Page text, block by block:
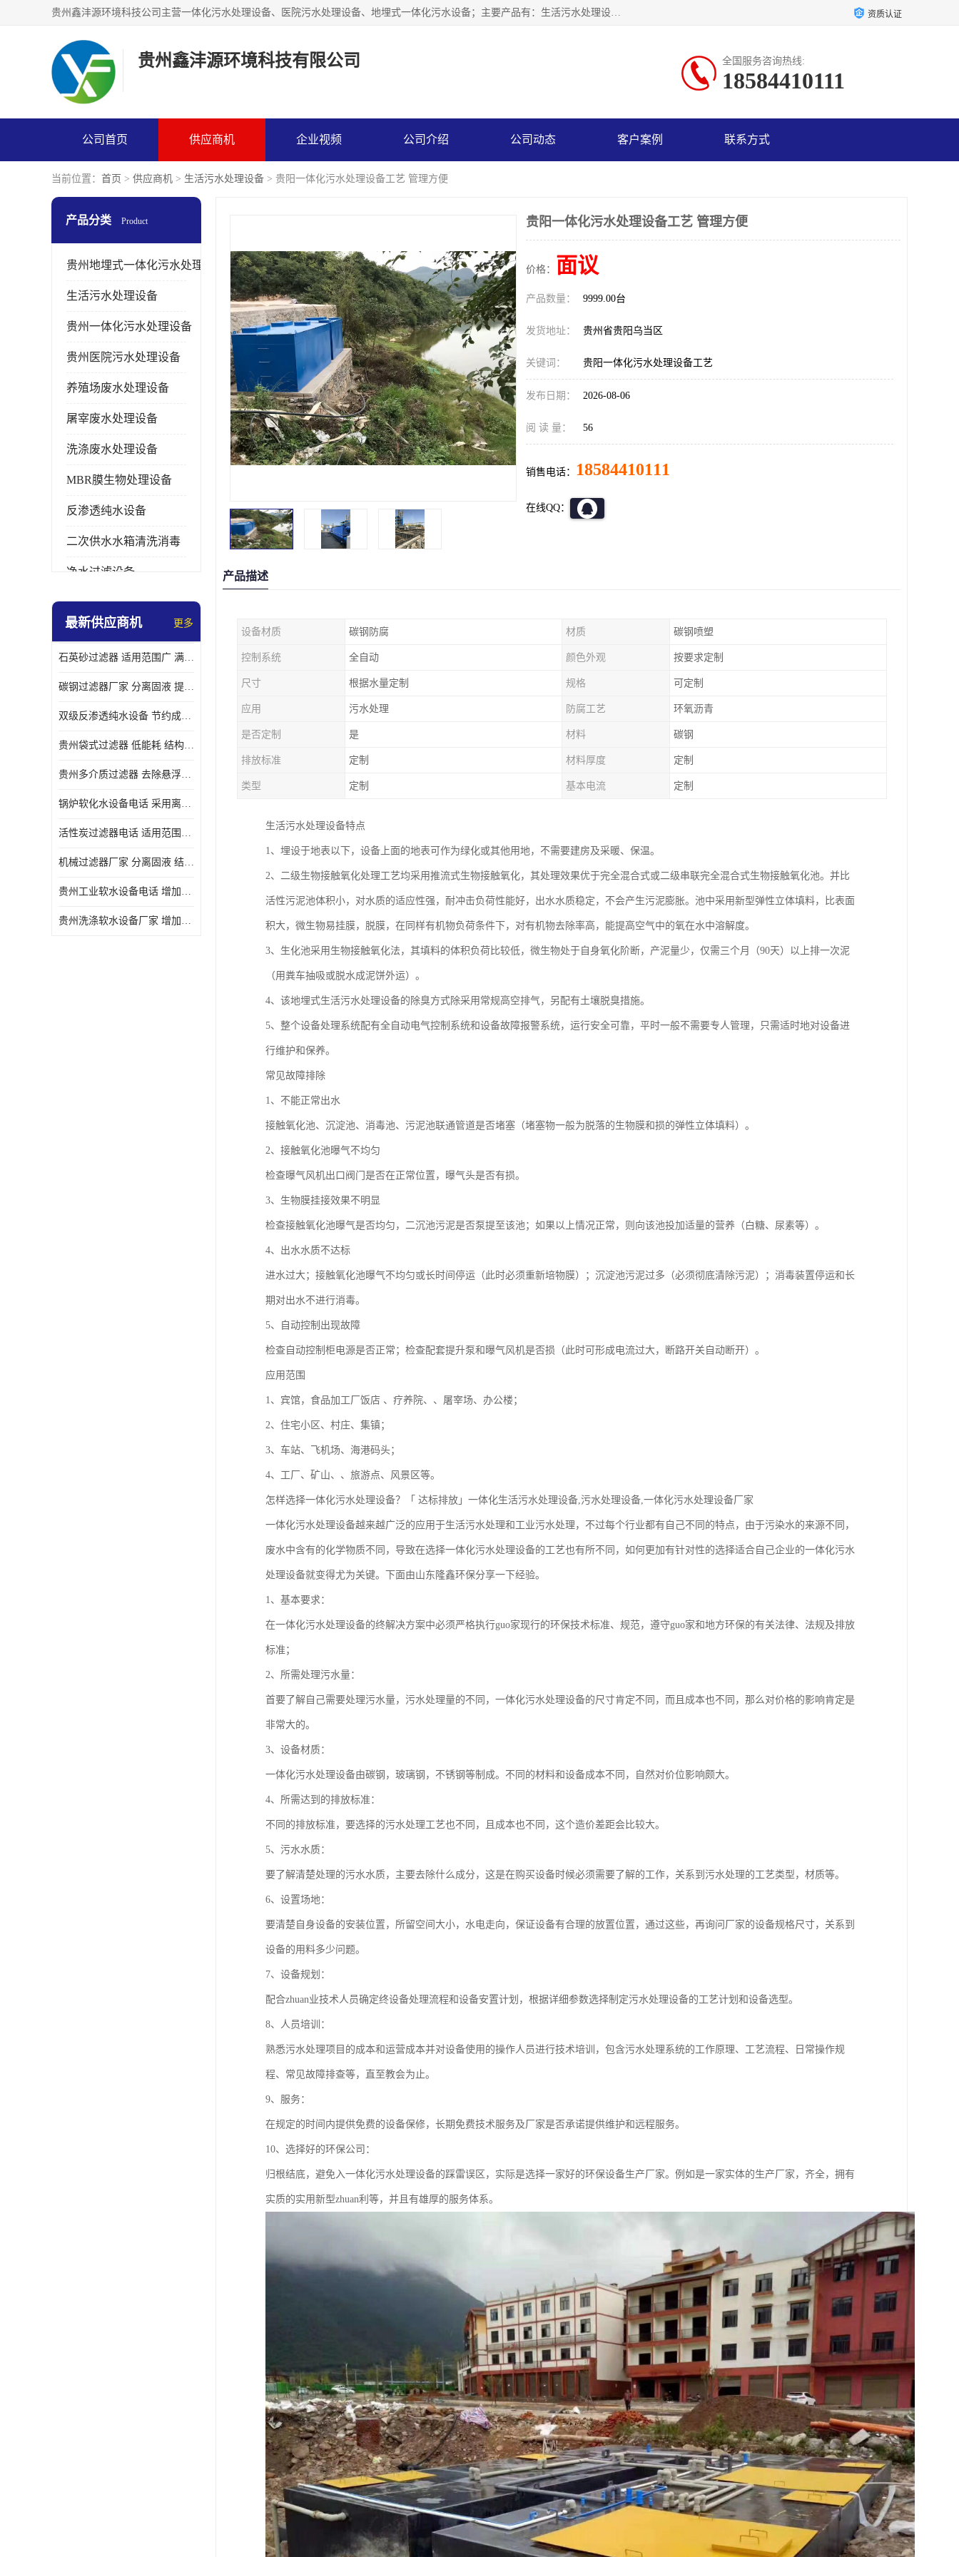
贵州鑫沣源环境科技公司主营一体化污水处理设备、医院污水处理设备、地埋式一体化污水设备；主要产品有：生活污水处理设备，养殖场废水处理设备，屠宰废水处理设备，洗涤废水处理设备，MBR膜生物处理设备，反渗透纯水设备，二次供水水箱清洗消毒，净水过滤设备，软水设备等。欢迎新老顾客来电咨询！ 资质认证
贵州鑫沣源环境科技有限公司 全国服务咨询热线:
18584410111
公司首页 供应商机 企业视频 公司介绍 公司动态 客户案例 联系方式
当前位置： 首页 > 供应商机 > 生活污水处理设备 > 贵阳一体化污水处理设备工艺 管理方便
产品分类 Product
贵州地埋式一体化污水处理设备
生活污水处理设备
贵州一体化污水处理设备
贵州医院污水处理设备
养殖场废水处理设备
屠宰废水处理设备
洗涤废水处理设备
MBR膜生物处理设备
反渗透纯水设备
二次供水水箱清洗消毒
净水过滤设备
软水设备
最新供应商机 更多
石英砂过滤器 适用范围广 满足不同的需求
碳钢过滤器厂家 分离固液 提高过滤效率
双级反渗透纯水设备 节约成本 提供高纯度水
贵州袋式过滤器 低能耗 结构简单
贵州多介质过滤器 去除悬浮物 防止水垢和堵塞
锅炉软化水设备电话 采用离子交换技术 减少维修和更换的成本
活性炭过滤器电话 适用范围广 防止水垢和堵塞
机械过滤器厂家 分离固液 结构简单
贵州工业软水设备电话 增加清洁效果 使水更加清澈 干净
贵州洗涤软水设备厂家 增加清洁效果 减少维修和更换的成本
贵阳一体化污水处理设备工艺 管理方便
价格： 面议
产品数量： 9999.00台
发货地址： 贵州省贵阳乌当区
关键词： 贵阳一体化污水处理设备工艺
发布日期： 2026-08-06
阅 读 量： 56
销售电话： 18584410111
在线QQ：
产品描述
设备材质 碳钢防腐 材质 碳钢喷塑
控制系统 全自动 颜色外观 按要求定制
尺寸 根据水量定制 规格 可定制
应用 污水处理 防腐工艺 环氧沥青
是否定制 是 材料 碳钢
排放标准 定制 材料厚度 定制
类型 定制 基本电流 定制
生活污水处理设备特点
1、埋设于地表以下，设备上面的地表可作为绿化或其他用地，不需要建房及采暖、保温。
2、二级生物接触氧化处理工艺均采用推流式生物接触氧化，其处理效果优于完全混合式或二级串联完全混合式生物接触氧化池。并比
活性污泥池体积小，对水质的适应性强，耐冲击负荷性能好，出水水质稳定，不会产生污泥膨胀。池中采用新型弹性立体填料，比表面
积大，微生物易挂膜，脱膜，在同样有机物负荷条件下，对有机物去除率高，能提高空气中的氧在水中溶解度。
3、生化池采用生物接触氧化法，其填料的体积负荷比较低，微生物处于自身氧化阶断，产泥量少，仅需三个月（90天）以上排一次泥
（用粪车抽吸或脱水成泥饼外运）。
4、该地埋式生活污水处理设备的除臭方式除采用常规高空排气，另配有土壤脱臭措施。
5、整个设备处理系统配有全自动电气控制系统和设备故障报警系统，运行安全可靠，平时一般不需要专人管理，只需适时地对设备进
行维护和保养。
常见故障排除
1、不能正常出水
接触氧化池、沉淀池、消毒池、污泥池联通管道是否堵塞（堵塞物一般为脱落的生物膜和损的弹性立体填料）。
2、接触氧化池曝气不均匀
检查曝气风机出口阀门是否在正常位置，曝气头是否有损。
3、生物膜挂接效果不明显
检查接触氧化池曝气是否均匀，二沉池污泥是否泵提至该池；如果以上情况正常，则向该池投加适量的营养（白糖、尿素等）。
4、出水水质不达标
进水过大；接触氧化池曝气不均匀或长时间停运（此时必须重新培物膜）；沉淀池污泥过多（必须彻底清除污泥）；消毒装置停运和长
期对出水不进行消毒。
5、自动控制出现故障
检查自动控制柜电源是否正常；检查配套提升泵和曝气风机是否损（此时可形成电流过大，断路开关自动断开）。
应用范围
1、宾馆，食品加工厂饭店 、疗养院、、屠宰场、办公楼；
2、住宅小区、村庄、集镇；
3、车站、飞机场、海港码头；
4、工厂、矿山、、旅游点、风景区等。
怎样选择一体化污水处理设备？「 达标排放」一体化生活污水处理设备,污水处理设备,一体化污水处理设备厂家
一体化污水处理设备越来越广泛的应用于生活污水处理和工业污水处理，不过每个行业都有自己不同的特点，由于污染水的来源不同，
废水中含有的化学物质不同，导致在选择一体化污水处理设备的工艺也有所不同，如何更加有针对性的选择适合自己企业的一体化污水
处理设备就变得尤为关键。下面由山东隆鑫环保分享一下经验。
1、基本要求：
在一体化污水处理设备的终解决方案中必须严格执行guo家现行的环保技术标准、规范，遵守guo家和地方环保的有关法律、法规及排放
标准；
2、所需处理污水量：
首要了解自己需要处理污水量，污水处理量的不同，一体化污水处理设备的尺寸肯定不同，而且成本也不同，那么对价格的影响肯定是
非常大的。
3、设备材质：
一体化污水处理设备由碳钢，玻璃钢，不锈钢等制成。不同的材料和设备成本不同，自然对价位影响颇大。
4、所需达到的排放标准：
不同的排放标准，要选择的污水处理工艺也不同，且成本也不同，这个造价差距会比较大。
5、污水水质：
要了解清楚处理的污水水质，主要去除什么成分，这是在购买设备时候必须需要了解的工作，关系到污水处理的工艺类型，材质等。
6、设置场地：
要清楚自身设备的安装位置，所留空间大小，水电走向，保证设备有合理的放置位置，通过这些，再询问厂家的设备规格尺寸，关系到
设备的用料多少问题。
7、设备规划：
配合zhuan业技术人员确定终设备处理流程和设备安置计划，根据详细参数选择制定污水处理设备的工艺计划和设备选型。
8、人员培训：
熟悉污水处理项目的成本和运营成本并对设备使用的操作人员进行技术培训，包含污水处理系统的工作原理、工艺流程、日常操作规
程、常见故障排查等，直至教会为止。
9、服务：
在规定的时间内提供免费的设备保修，长期免费技术服务及厂家是否承诺提供维护和远程服务。
10、选择好的环保公司：
归根结底，避免入一体化污水处理设备的踩雷误区，实际是选择一家好的环保设备生产厂家。例如是一家实体的生产厂家，齐全，拥有
实质的实用新型zhuan利等，并且有雄厚的服务体系。